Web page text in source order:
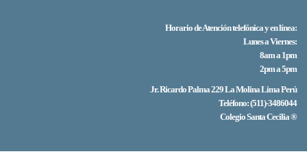
Horario de Atención telefónica y en línea:
Lunes a Viernes:
8am a 1pm
2pm a 5pm
Jr. Ricardo Palma 229 La Molina Lima Perú
Teléfono: (511)-3486044
Colegio Santa Cecilia ®